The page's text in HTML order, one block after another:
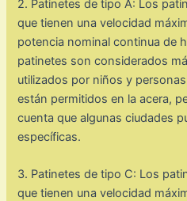
2. Patinetes de tipo A: Los
que tienen una velocidad
potencia nominal continua de
patinetes son considerados
utilizados por niños y
están permitidos en la acera,
cuenta que algunas ciudades
específicas.
3. Patinetes de tipo C: Los
que tienen una velocidad